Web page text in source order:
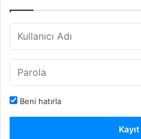
Beni hatırla